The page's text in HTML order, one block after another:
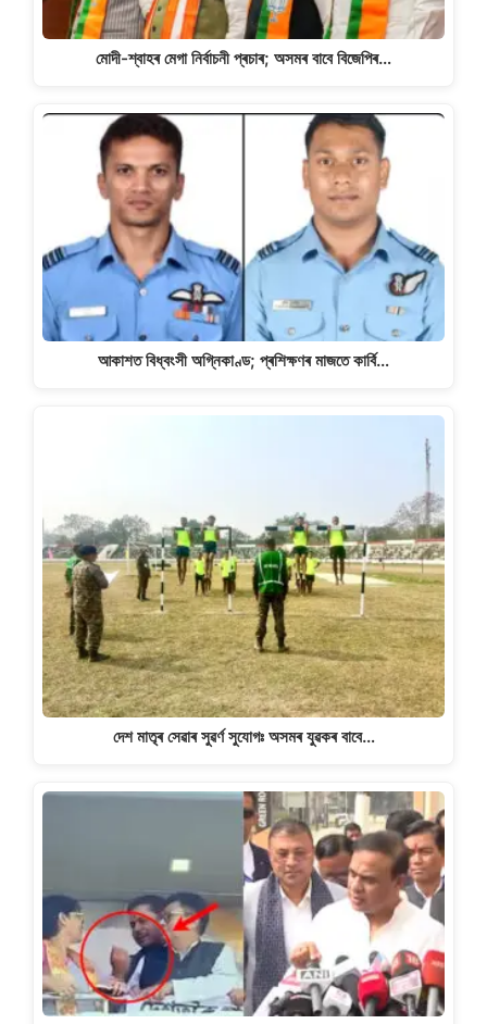
মোদী-শ্বাহৰ মেগা নিৰ্বাচনী প্ৰচাৰ; অসমৰ বাবে বিজেপিৰ…
আকাশত বিধ্বংসী অগ্নিকাণ্ড; প্ৰশিক্ষণৰ মাজতে কাৰ্বি…
দেশ মাতৃৰ সেৱাৰ সুৱৰ্ণ সুযোগঃ অসমৰ যুৱকৰ বাবে…